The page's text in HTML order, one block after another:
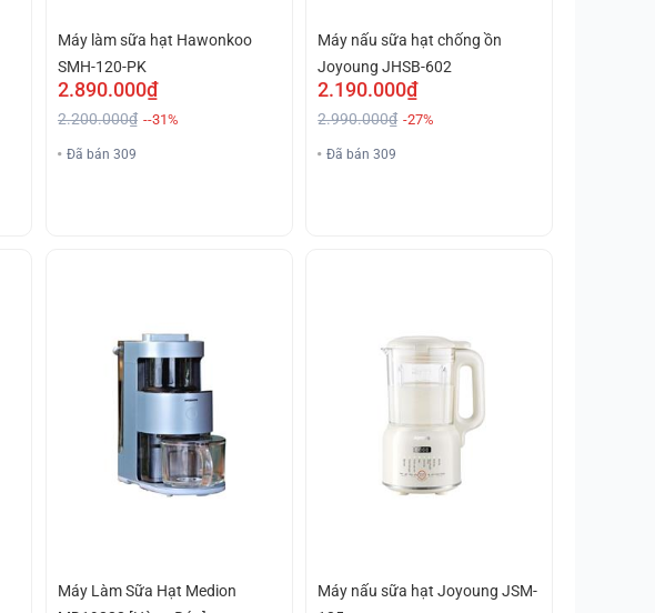
Máy làm sữa hạt Hawonkoo
SMH-120-PK
2.890.000₫
2.200.000₫ --31%
Đã bán 309
Máy nấu sữa hạt chống ồn
Joyoung JHSB-602
2.190.000₫
2.990.000₫ -27%
Đã bán 309
Máy Làm Sữa Hạt Medion
Máy nấu sữa hạt Joyoung JSM-